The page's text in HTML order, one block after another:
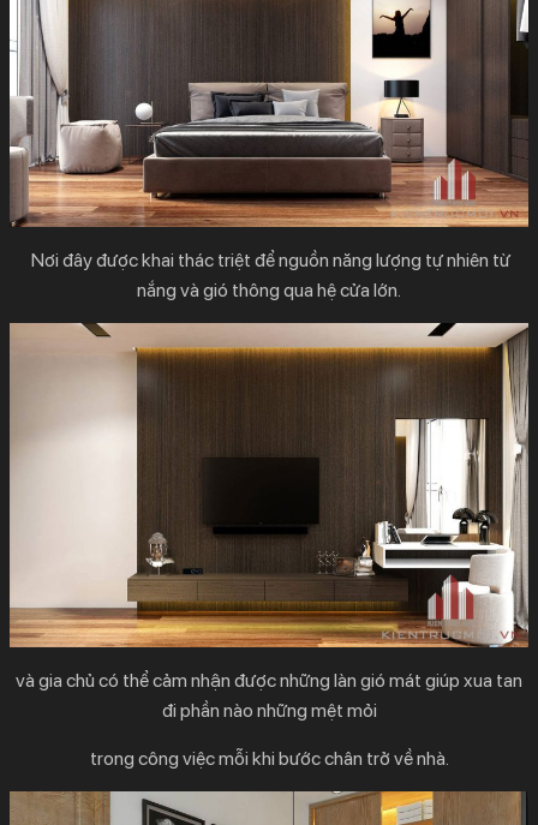
Nơi đây được khai thác triệt để nguồn năng lượng tự nhiên từ
nắng và gió thông qua hệ cửa lớn.
và gia chủ có thể cảm nhận được những làn gió mát giúp xua tan
đi phần nào những mệt mỏi
trong công việc mỗi khi bước chân trở về nhà.